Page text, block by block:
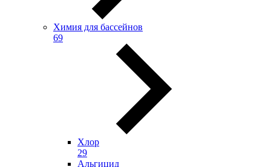
Химия для бассейнов
69
Хлор
29
Альгицид